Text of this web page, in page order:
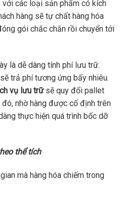
các loại sản phẩm có kích
hàng sẽ tự chất hàng hóa
gói chắc chắn rồi chuyển tới
là dễ dàng tính phí lưu trữ.
trả phí tương ứng bấy nhiêu.
vụ lưu trữsẽ quy đổi pallet
nhờ hàng được cố định trên
thực hiện quá trình bốc dỡ
thể tích
mà hàng hóa chiếm trong